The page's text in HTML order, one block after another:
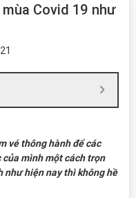
Covid 19 như
vé thông hành để các
mình một cách trọn
như hiện nay thì không hề